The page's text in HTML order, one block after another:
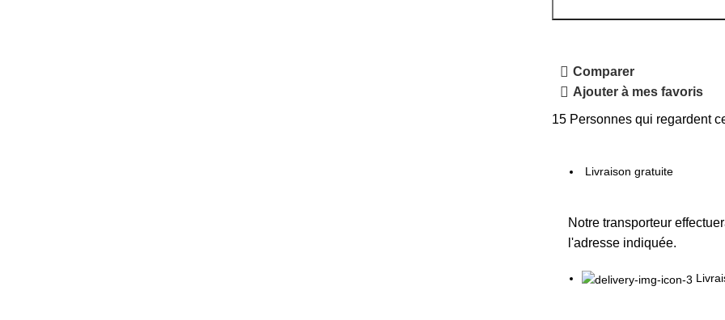
Comparer
Ajouter à mes favoris
15 Personnes qui regardent
Livraison gratuite
Notre transporteur
l'adresse indiquée.